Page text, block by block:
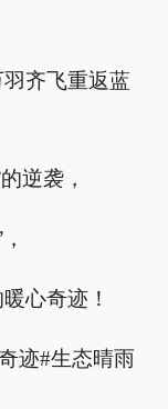
齐飞重返蓝
逆袭，
心奇迹！
迹#生态晴雨